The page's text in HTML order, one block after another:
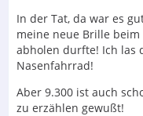
In der Tat, da war es
meine neue Brille
abholen durfte! Ich las
Nasenfahrrad!
Aber 9.300 ist auch
zu erzählen gewußt!